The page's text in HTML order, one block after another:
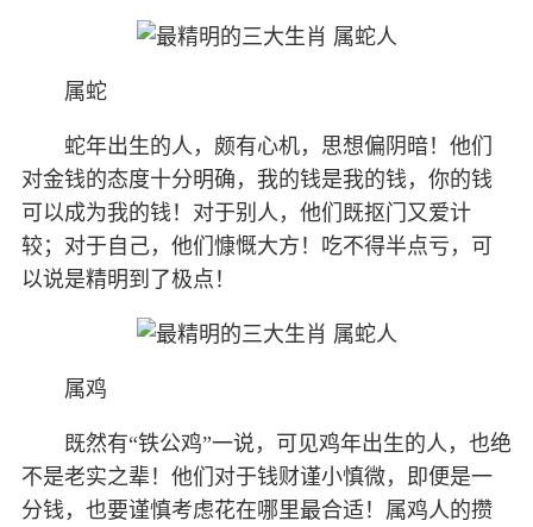
属蛇
蛇年出生的人，颇有心机，思想偏阴暗！他们
对金钱的态度十分明确，我的钱是我的钱，你的钱
可以成为我的钱！对于别人，他们既抠门又爱计
较；对于自己，他们慷慨大方！吃不得半点亏，可
以说是精明到了极点！
属鸡
既然有“铁公鸡”一说，可见鸡年出生的人，也绝
不是老实之辈！他们对于钱财谨小慎微，即便是一
分钱，也要谨慎考虑花在哪里最合适！属鸡人的攒